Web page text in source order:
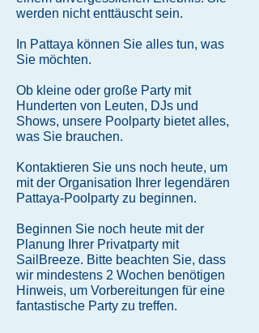
werden nicht enttäuscht sein.
In Pattaya können Sie alles tun, was
Sie möchten.
Ob kleine oder große Party mit
Hunderten von Leuten, DJs und
Shows, unsere Poolparty bietet alles,
was Sie brauchen.
Kontaktieren Sie uns noch heute, um
mit der Organisation Ihrer legendären
Pattaya-Poolparty zu beginnen.
Beginnen Sie noch heute mit der
Planung Ihrer Privatparty mit
SailBreeze. Bitte beachten Sie, dass
wir mindestens 2 Wochen benötigen
Hinweis, um Vorbereitungen für eine
fantastische Party zu treffen.